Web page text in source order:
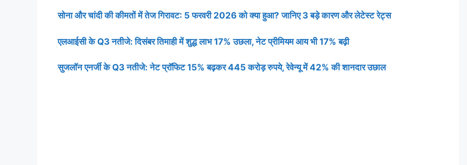
सोना और चांदी की कीमतों में तेज गिरावट: 5 फरवरी 2026 को क्या हुआ? जानिए 3 बड़े कारण और लेटेस्ट रेट्स
एलआईसी के Q3 नतीजे: दिसंबर तिमाही में शुद्ध लाभ 17% उछला, नेट प्रीमियम आय भी 17% बढ़ी
सुजलॉन एनर्जी के Q3 नतीजे: नेट प्रॉफिट 15% बढ़कर 445 करोड़ रुपये, रेवेन्यू में 42% की शानदार उछाल